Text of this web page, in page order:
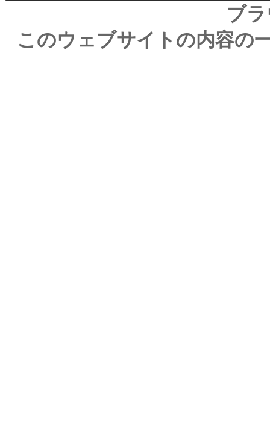
ブ
このウェブサイトの内容の